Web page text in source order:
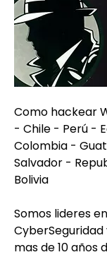
Como hackear
- Chile - Perú -
Colombia -
Salvador -
Bolivia
Somos lideres
mas de 10 años